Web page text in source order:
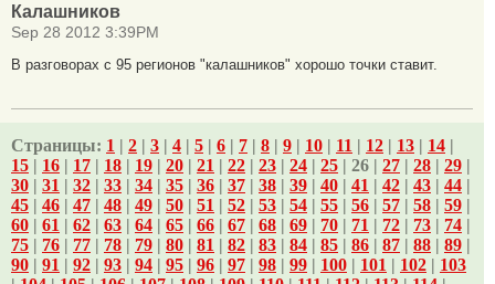
Калашников
Sep 28 2012 3:39PM
В разговорах с 95 регионов "калашников" хорошо точки ставит.
Страницы: 1 | 2 | 3 | 4 | 5 | 6 | 7 | 8 | 9 | 10 | 11 | 12 | 13 | 14 |
15 | 16 | 17 | 18 | 19 | 20 | 21 | 22 | 23 | 24 | 25 | 26 | 27 | 28 | 29 |
30 | 31 | 32 | 33 | 34 | 35 | 36 | 37 | 38 | 39 | 40 | 41 | 42 | 43 | 44 |
45 | 46 | 47 | 48 | 49 | 50 | 51 | 52 | 53 | 54 | 55 | 56 | 57 | 58 | 59 |
60 | 61 | 62 | 63 | 64 | 65 | 66 | 67 | 68 | 69 | 70 | 71 | 72 | 73 | 74 |
75 | 76 | 77 | 78 | 79 | 80 | 81 | 82 | 83 | 84 | 85 | 86 | 87 | 88 | 89 |
90 | 91 | 92 | 93 | 94 | 95 | 96 | 97 | 98 | 99 | 100 | 101 | 102 | 103